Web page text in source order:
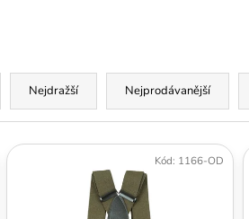
Nejdražší Nejprodávanější
Kód: 1166-OD